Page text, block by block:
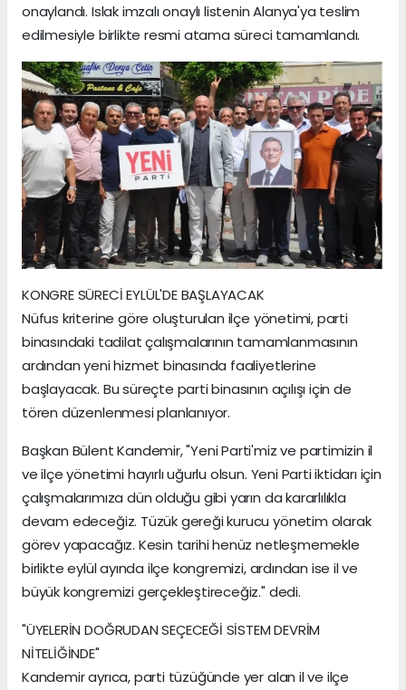
onaylandı. Islak imzalı onaylı listenin Alanya'ya teslim
edilmesiyle birlikte resmi atama süreci tamamlandı.
KONGRE SÜRECİ EYLÜL'DE BAŞLAYACAK
Nüfus kriterine göre oluşturulan ilçe yönetimi, parti
binasındaki tadilat çalışmalarının tamamlanmasının
ardından yeni hizmet binasında faaliyetlerine
başlayacak. Bu süreçte parti binasının açılışı için de
tören düzenlenmesi planlanıyor.
Başkan Bülent Kandemir, "Yeni Parti'miz ve partimizin il
ve ilçe yönetimi hayırlı uğurlu olsun. Yeni Parti iktidarı için
çalışmalarımıza dün olduğu gibi yarın da kararlılıkla
devam edeceğiz. Tüzük gereği kurucu yönetim olarak
görev yapacağız. Kesin tarihi henüz netleşmemekle
birlikte eylül ayında ilçe kongremizi, ardından ise il ve
büyük kongremizi gerçekleştireceğiz." dedi.
"ÜYELERİN DOĞRUDAN SEÇECEĞİ SİSTEM DEVRİM
NİTELİĞİNDE"
Kandemir ayrıca, parti tüzüğünde yer alan il ve ilçe